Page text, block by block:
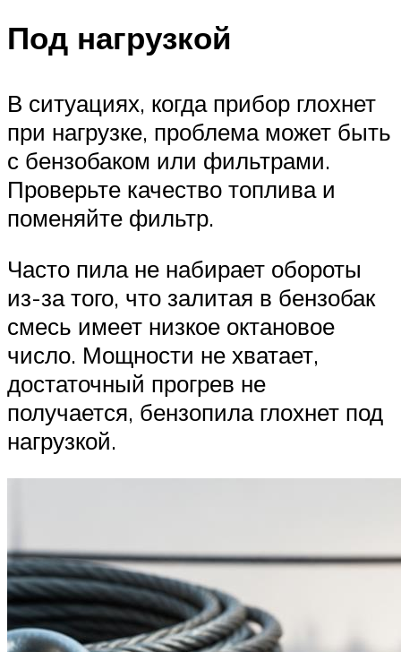
Под нагрузкой
В ситуациях, когда прибор глохнет
при нагрузке, проблема может быть
с бензобаком или фильтрами.
Проверьте качество топлива и
поменяйте фильтр.
Часто пила не набирает обороты
из-за того, что залитая в бензобак
смесь имеет низкое октановое
число. Мощности не хватает,
достаточный прогрев не
получается, бензопила глохнет под
нагрузкой.